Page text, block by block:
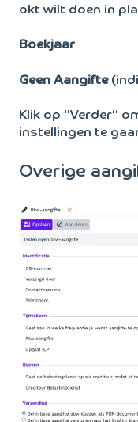
okt wilt doen in
Boekjaar
Geen Aangifte
Klik op "Verder"
instellingen te
Overige